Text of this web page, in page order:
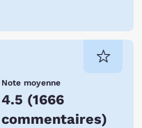
Note moyenne
4.5 (1666
commentaires)